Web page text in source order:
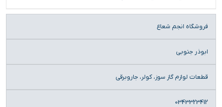
فروشگاه انجم شعاع
ابوذر جنوبی
قطعات لوازم گاز سوز، کولر، جاروبرقی
0343323412